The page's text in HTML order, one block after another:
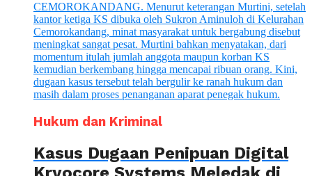
Hukum dan Kriminal
Kasus Dugaan Penipuan Digital